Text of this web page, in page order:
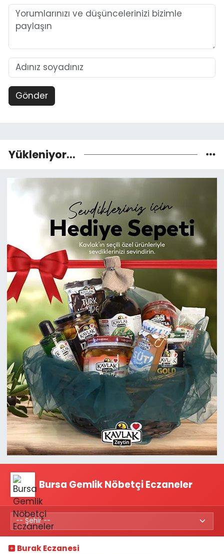
Gönder
Yükleniyor...
Bursa Gemlik Nöbetçi Eczaneler
Burak Eczanesi